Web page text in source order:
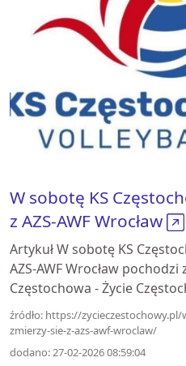
W sobotę KS
z AZS-AWF Wrocław
Artykuł W sobotę KS
AZS-AWF Wrocław
Częstochowa - Życie
źródło: https://
zmierzy-sie-z-azs-awf-wroclaw/
dodano: 27-02-2026 08:59:04